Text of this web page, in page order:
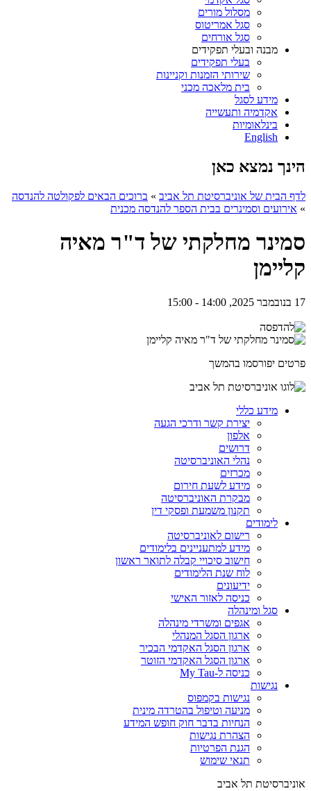
מסלול מורים
סגל אמריטוס
סגל אורחים
מבנה ובעלי תפקידים
בעלי תפקידים
שירותי הזמנות וקניינות
בית מלאכה מכני
מידע לסגל
אקדמיה ותעשייה
בינלאומיות
English
הינך נמצא כאן
לדף הבית של אוניברסיטת תל אביב » ברוכים הבאים לפקולטה להנדסה
» אירועים וסמינרים בבית הספר להנדסה מכנית
סמינר מחלקתי של ד"ר מאיה
קליימן
17 בנובמבר 2025, 14:00 - 15:00
פרטים יפורסמו בהמשך
מידע כללי
יצירת קשר ודרכי הגעה
אלפון
דרושים
נהלי האוניברסיטה
מכרזים
מידע לשעת חירום
מבקרת האוניברסיטה
תקנון משמעת ופסקי דין
לימודים
רישום לאוניברסיטה
מידע למתעניינים בלימודים
חישוב סיכויי קבלה לתואר ראשון
לוח שנת הלימודים
ידיעונים
כניסה לאזור האישי
סגל ומינהלה
אגפים ומשרדי מינהלה
ארגון הסגל המנהלי
ארגון הסגל האקדמי הבכיר
ארגון הסגל האקדמי הזוטר
כניסה ל-My Tau
נגישות
נגישות בקמפוס
מניעה וטיפול בהטרדה מינית
הנחיות בדבר חוק חופש המידע
הצהרת נגישות
הגנת הפרטיות
תנאי שימוש
אוניברסיטת תל אביב